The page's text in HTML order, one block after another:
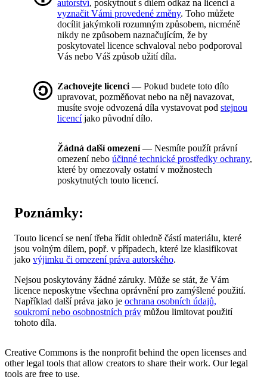
autorství, poskytnout s dílem odkaz na licenci a
vyznačit Vámi provedené změny. Toho můžete
docílit jakýmkoli rozumným způsobem, nicméně
nikdy ne způsobem naznačujícím, že by
poskytovatel licence schvaloval nebo podporoval
Vás nebo Váš způsob užití díla.
Zachovejte licenci — Pokud budete toto dílo
upravovat, pozměňovat nebo na něj navazovat,
musíte svoje odvozená díla vystavovat pod stejnou
licencíjako původní dílo.
Žádná další omezení— Nesmíte použít právní
omezení nebo účinné technické prostředky ochrany,
které by omezovaly ostatní v možnostech
poskytnutých touto licencí.
Poznámky:
Touto licencí se není třeba řídit ohledně částí materiálu, které
jsou volným dílem, popř. v případech, které lze klasifikovat
jako výjimku či omezení práva autorského.
Nejsou poskytovány žádné záruky. Může se stát, že Vám
licence neposkytne všechna oprávnění pro zamýšlené použití.
Například další práva jako je ochrana osobních údajů,
soukromí nebo osobnostních práv můžou limitovat použití
tohoto díla.
Creative Commons is the nonprofit behind the open licenses and
other legal tools that allow creators to share their work. Our legal
tools are free to use.